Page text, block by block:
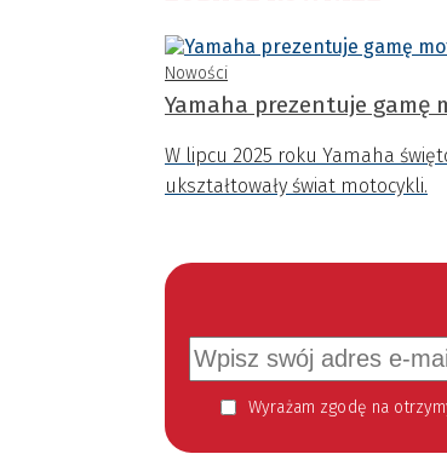
Nowości
Yamaha prezentuje gamę
W lipcu 2025 roku Yamaha
ukształtowały świat motocykli.
Wyrażam zgodę na otrzymywanie informacji handlowej kierowanej do mnie za pomocą środków komunikacji elektronicznej w